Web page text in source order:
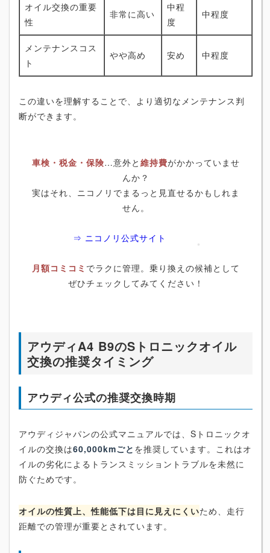
オイル交換の重要
性
非常に高い
中程
度
中程度
メンテナンスコス
ト
やや高め 安め 中程度
この違いを理解することで、より適切なメンテナンス判
断ができます。
車検・税金・保険…意外と 維持費がかかっていませ
んか？
実はそれ、ニコノリでまるっと見直せるかもしれま
せん。
⇒ ニコノリ公式サイト
月額コミコミ でラクに管理。乗り換えの候補として
ぜひチェックしてみてください！
アウディA4 B9のSトロニックオイル
交換の推奨タイミング
アウディ公式の推奨交換時期
アウディジャパンの公式マニュアルでは、Sトロニックオ
イルの交換は60,000kmごと を推奨しています。これはオ
イルの劣化によるトランスミッショントラブルを未然に
防ぐためです。
オイルの性質上、性能低下は目に見えにくいため、走行
距離での管理が重要とされています。